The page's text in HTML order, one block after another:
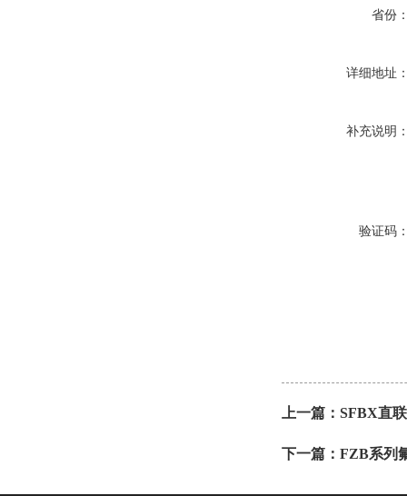
省份
详细地址
补充说明
验证码
上一篇： SFBX直
下一篇： FZB系列